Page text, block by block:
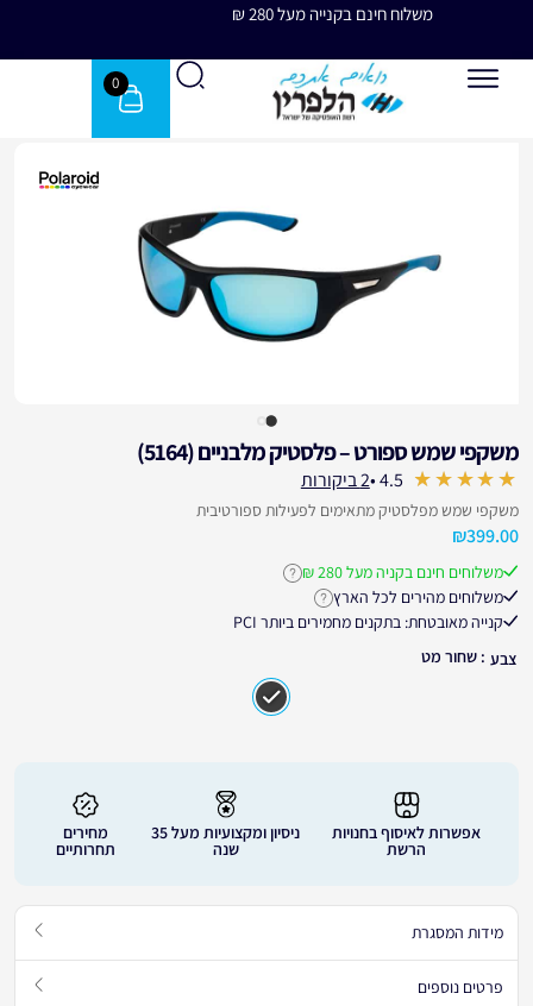
משלוח חינם בקנייה מעל 280 ₪
0
משקפי שמש ספורט – פלסטיק מלבניים (5164)
out of 5
4.5 • עבור לחוות דעת הלקוחות
2 ביקורות
משקפי שמש מפלסטיק מתאימים לפעילות ספורטיבית
₪399.00
משלוחים חינם בקניה מעל 280 ₪ לחץ לקבלת פרטים נוספים על משלוחים
משלוחים מהירים לכל הארץלחץ לקבלת פרטים נוספים על זמני אספקה
קנייה מאובטחת: בתקנים מחמירים ביותר PCI
צבע : שחור מט
מחירים
תחרותיים
ניסיון ומקצועיות מעל 35
שנה
אפשרות לאיסוף בחנויות
הרשת
מידות המסגרת
פרטים נוספים